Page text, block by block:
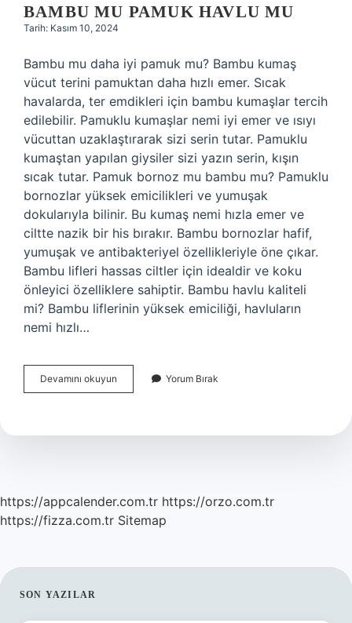
BAMBU MU PAMUK HAVLU MU
Tarih: Kasım 10, 2024
Bambu mu daha iyi pamuk mu? Bambu kumaş
vücut terini pamuktan daha hızlı emer. Sıcak
havalarda, ter emdikleri için bambu kumaşlar tercih
edilebilir. Pamuklu kumaşlar nemi iyi emer ve ısıyı
vücuttan uzaklaştırarak sizi serin tutar. Pamuklu
kumaştan yapılan giysiler sizi yazın serin, kışın
sıcak tutar. Pamuk bornoz mu bambu mu? Pamuklu
bornozlar yüksek emicilikleri ve yumuşak
dokularıyla bilinir. Bu kumaş nemi hızla emer ve
ciltte nazik bir his bırakır. Bambu bornozlar hafif,
yumuşak ve antibakteriyel özellikleriyle öne çıkar.
Bambu lifleri hassas ciltler için idealdir ve koku
önleyici özelliklere sahiptir. Bambu havlu kaliteli
mi? Bambu liflerinin yüksek emiciliği, havluların
nemi hızlı…
Devamını okuyun
Mu
Mu
Yorum Bırak
https://appcalender.com.tr https://orzo.com.tr
https://fizza.com.tr Sitemap
SIDEBAR
SON YAZILAR